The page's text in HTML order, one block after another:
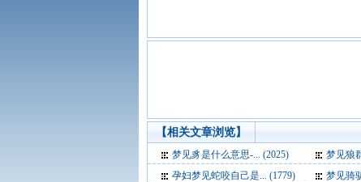
【相关文章浏览】
梦见豸是什么意思-... (2025) 梦见狼
孕妇梦见蛇咬自己是... (1779)
梦见骑